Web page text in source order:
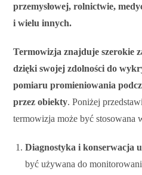
przemysłowej, rolnictwie,
i wielu innych.
Termowizja znajduje szerokie
dzięki swojej zdolności do
pomiaru promieniowania
przez obiekty. Poniżej
termowizja może być stosowana
Diagnostyka i konserwacja
być używana do